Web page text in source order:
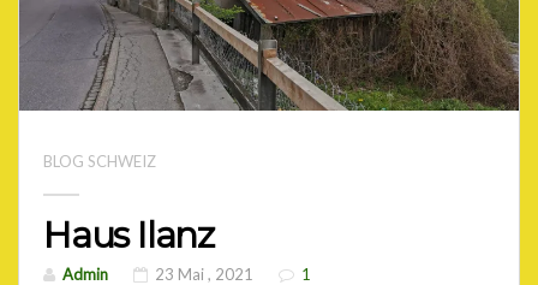
BLOG SCHWEIZ
Haus Ilanz
Admin 23 Mai , 2021 1